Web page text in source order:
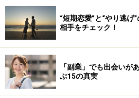
この「自分から電話を切る」とい
に“程よいさびしさともの足りなさ
こで生まれた彼の中のもどかしい気
める「恋愛感情の種」になります。
また、今まで「ちょっと重いな」と
人も、同じ方法でイメージを挽回で
“短期恋愛”と“やり逃げ
相手をチェック！
「副業」でも出会いが
ぶ15の真実